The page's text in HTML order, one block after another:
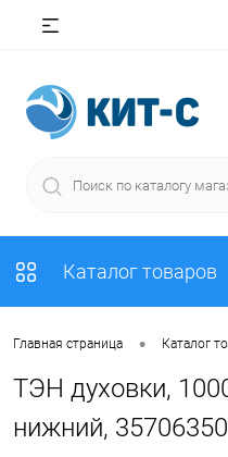
Каталог товаров
Главная страница • Каталог
ТЭН духовки,
нижний,